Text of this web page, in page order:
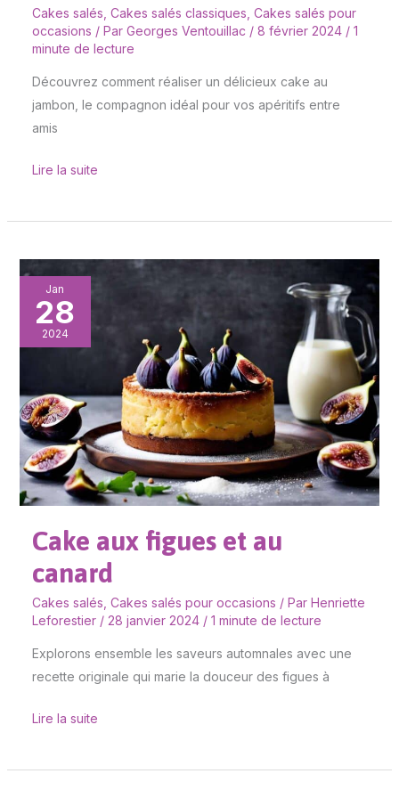
Cakes salés Cakes salés classiques Cakes salés pour
occasions / Par Georges Ventouillac / 8 février 2024 / 1
minute de lecture
Découvrez comment réaliser un délicieux cake au
jambon, le compagnon idéal pour vos apéritifs entre
amis
Lire la suite
Jan
28
2024
Cake aux figues et au
canard
Cakes salés Cakes salés pour occasions / Par Henriette
Leforestier / 28 janvier 2024 / 1 minute de lecture
Explorons ensemble les saveurs automnales avec une
recette originale qui marie la douceur des figues à
Cake
aux
figues
canard
Lire la suite